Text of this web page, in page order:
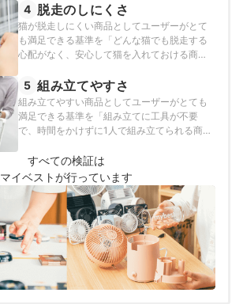
各商品の検証を行いました。
4 脱走のしにくさ
猫が脱走しにくい商品としてユーザーがとて
も満足できる基準を「どんな猫でも脱走する
心配がなく、安心して猫を入れておける商
ました。
5 組み立てやすさ
組み立てやすい商品としてユーザーがとても
満足できる基準を「組み立てに工具が不要
で、時間をかけずに1人で組み立てられる商
ました。
すべての検証は
マイベストが行っています